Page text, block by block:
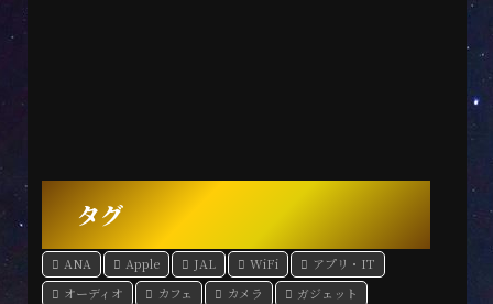
タグ
ANA Apple JAL WiFi
アプリ・IT
オーディオ
カフェ カメラ
ガジェット